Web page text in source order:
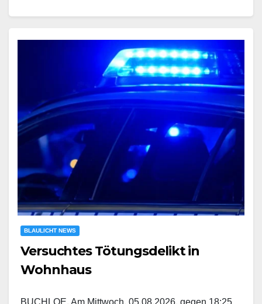
BLAULICHT NEWS
Versuchtes Tötungsdelikt in
Wohnhaus
BUCHLOE. Am Mittwoch, 05.08.2026, gegen 18:25